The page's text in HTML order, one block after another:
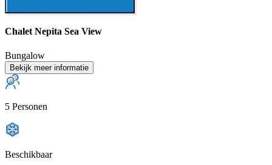
Chalet Nepita Sea View
Bungalow
Bekijk meer informatie
5 Personen
Beschikbaar